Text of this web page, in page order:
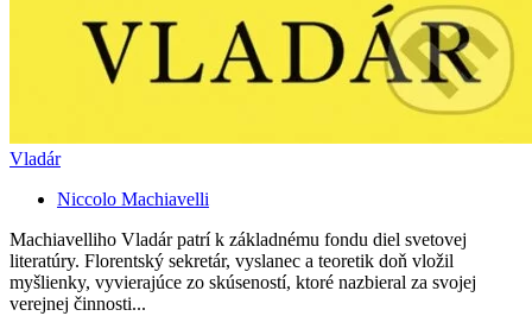
Vladár
Niccolo Machiavelli
Machiavelliho Vladár patrí k základnému fondu diel svetovej
literatúry. Florentský sekretár, vyslanec a teoretik doň vložil
myšlienky, vyvierajúce zo skúseností, ktoré nazbieral za svojej
verejnej činnosti...